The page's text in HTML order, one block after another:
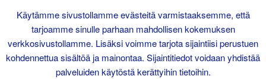
Käytämme sivustollamme evästeitä varmistaaksemme, että
tarjoamme sinulle parhaan mahdollisen kokemuksen
verkkosivustollamme. Lisäksi voimme tarjota sijaintiisi perustuen
kohdennettua sisältöä ja mainontaa. Sijaintitiedot voidaan yhdistää
palveluiden käytöstä kerättyihin tietoihin.